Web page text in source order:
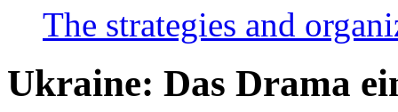
The strategies and
Ukraine: Das Drama